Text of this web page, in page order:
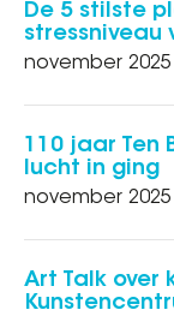
De 5 stilste
stressniveau
november 2025
110 jaar Ten
lucht in ging
november
Art Talk over